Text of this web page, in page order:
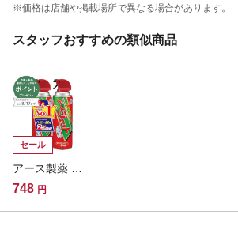
※価格は​店舗や​掲載場所で​異なる​場合が​あります。
スタッフおすすめの類似商品
セール
748 円